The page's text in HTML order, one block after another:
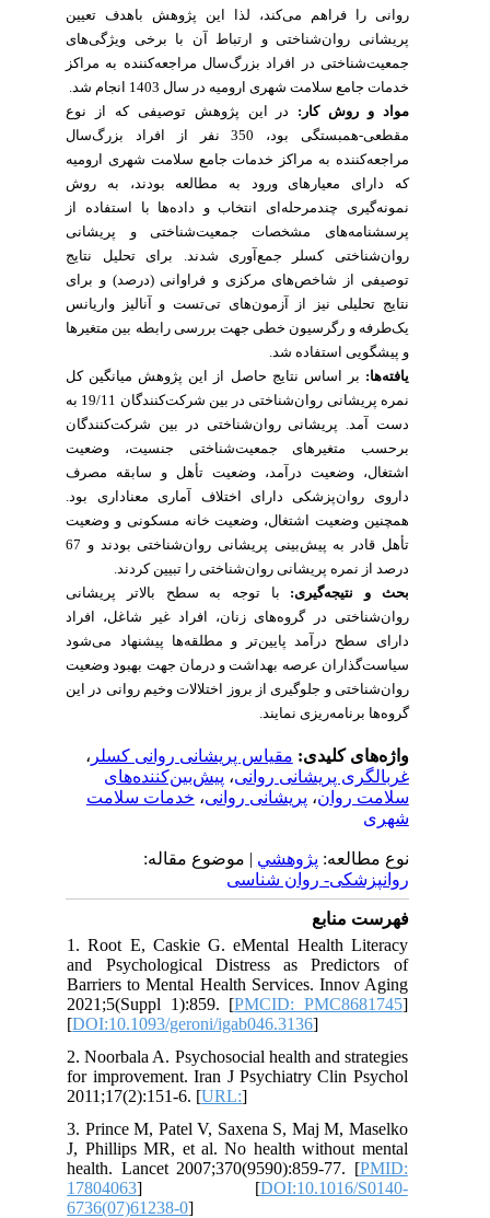
روانی را فراهم می‌کند، لذا این پژوهش باهدف تعیین
پریشانی روان‌شناختی و ارتباط آن با برخی ویژگی‌های
جمعیت‌شناختی در افراد بزرگ‌سال مراجعه‌کننده به مراکز
خدمات جامع سلامت شهری ارومیه در سال 1403 انجام شد.
مواد و روش کار: در این پژوهش توصیفی که از نوع
مقطعی-همبستگی بود، 350 نفر از افراد بزرگ‌سال
مراجعه‌کننده به مراکز خدمات جامع سلامت شهری ارومیه
که دارای معیارهای ورود به مطالعه بودند، به روش
نمونه‌گیری چندمرحله‌ای انتخاب و داده‌ها با استفاده از
پرسشنامه‌های مشخصات جمعیت‌شناختی و پریشانی
روان‌شناختی کسلر جمع‌آوری شدند. برای تحلیل نتایج
توصیفی از شاخص‌های مرکزی و فراوانی (درصد) و برای
نتایج تحلیلی نیز از آزمون‌های تی‌تست و آنالیز واریانس
یک‌طرفه و رگرسیون خطی جهت بررسی رابطه بین متغیرها
و پیشگویی استفاده شد.
یافته‌ها:بر اساس نتایج حاصل از این پژوهش میانگین کل
نمره پریشانی روان‌شناختی در بین شرکت‌کنندگان 19/11 به
دست آمد. پریشانی روان‌شناختی در بین شرکت‌کنندگان
برحسب متغیرهای جمعیت‌شناختی جنسیت، وضعیت
اشتغال، وضعیت درآمد، وضعیت تأهل و سابقه مصرف
داروی روان‌پزشکی دارای اختلاف آماری معناداری بود.
همچنین وضعیت اشتغال، وضعیت خانه مسکونی و وضعیت
تأهل قادر به پیش‌بینی پریشانی روان‌شناختی بودند و 67
درصد از نمره پریشانی روان‌شناختی را تبیین کردند.
بحث و نتیجه‌گیری:با توجه به سطح بالاتر پریشانی
روان‌شناختی در گروه‌های زنان، افراد غیر شاغل، افراد
دارای سطح درآمد پایین‌تر و مطلقه‌ها پیشنهاد می‌شود
سیاست‌گذاران عرصه بهداشت و درمان جهت بهبود وضعیت
روان‌شناختی و جلوگیری از بروز اختلالات وخیم روانی در این
گروه‌ها برنامه‌ریزی نمایند.
واژه‌های کلیدی:مقیاس پریشانی روانی کسلر،
غربالگری پریشانی روانی،پیش‌بین‌کننده‌های
سلامت روان ،پریشانی روانی،خدمات سلامت
شهری
نوع مطالعه:پژوهشي| موضوع مقاله:
روانپزشکی- روان شناسی
فهرست منابع
1. Root E, Caskie G. eMental Health Literacy
and Psychological Distress as Predictors of
Barriers to Mental Health Services. Innov Aging
2021;5(Suppl 1):859. [PMCID: PMC8681745
[DOI:10.1093/geroni/igab046.3136
2. Noorbala A. Psychosocial health and strategies
for improvement. Iran J Psychiatry Clin Psychol
2011;17(2):151-6. [URL:
3. Prince M, Patel V, Saxena S, Maj M, Maselko
J, Phillips MR, et al. No health without mental
health. Lancet 2007;370(9590):859-77. [PMID:
17804063
] [DOI:10.1016/S0140-
6736(07)61238-0